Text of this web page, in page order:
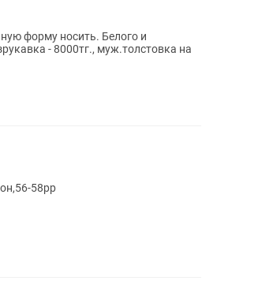
носить. Белого и
- 8000тг., муж.толстовка на
58рр